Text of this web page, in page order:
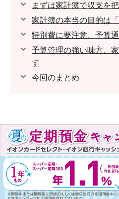
まずは家計簿で収支を
家計簿の本当の目的は「
特別費に要注意、予算
予算管理の強い味方、
す
今回のまとめ